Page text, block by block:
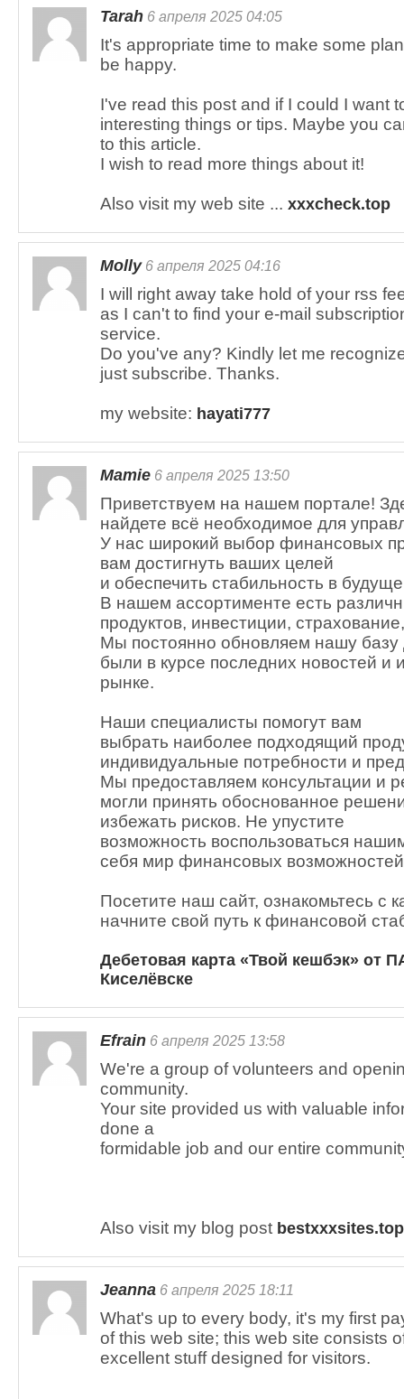
Tarah 6 апреля 2025 04:05
It's appropriate time to make some
be happy.
I've read this post and if I could I want
interesting things or tips. Maybe you
to this article.
I wish to read more things about it!
Also visit my web site ... xxxcheck.top
Molly6 апреля 2025 04:16
I will right away take hold of your rss
as I can't to find your e-mail
service.
Do you've any? Kindly let me
just subscribe. Thanks.
my website: hayati777
Mamie 6 апреля 2025 13:50
Приветствуем на нашем портале!
найдете всё необходимое для
У нас широкий выбор финансовых
вам достигнуть ваших целей
и обеспечить стабильность в
В нашем ассортименте есть
продуктов, инвестиции,
Мы постоянно обновляем нашу базу
были в курсе последних новостей
рынке.
Наши специалисты помогут вам
выбрать наиболее подходящий
индивидуальные потребности и
Мы предоставляем консультации и
могли принять обоснованное
избежать рисков. Не упустите
возможность воспользоваться
себя мир финансовых
Посетите наш сайт, ознакомьтесь с
начните свой путь к финансовой
Дебетовая карта «Твой кешбэк» от
Киселёвске
Efrain 6 апреля 2025 13:58
We're a group of volunteers and
community.
Your site provided us with valuable
done a
formidable job and our entire
Also visit my blog post bestxxxsites.top
Jeanna 6 апреля 2025 18:11
What's up to every body, it's my first
of this web site; this web site consists
excellent stuff designed for visitors.